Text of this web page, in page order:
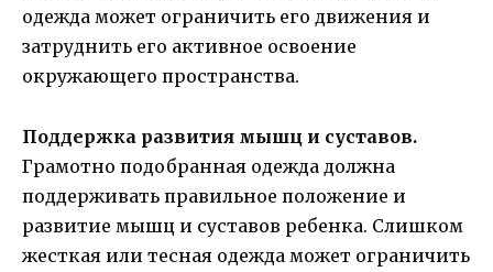
одежда может ограничить его движения и
затруднить его активное освоение
окружающего пространства.
Поддержка развития мышц и суставов.
Грамотно подобранная одежда должна
поддерживать правильное положение и
развитие мышц и суставов ребенка. Слишком
жесткая или тесная одежда может ограничить